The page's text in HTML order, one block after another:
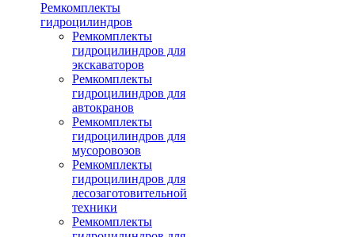
Ремкомплекты
гидроцилиндров
Ремкомплекты
гидроцилиндров для
экскаваторов
Ремкомплекты
гидроцилиндров для
автокранов
Ремкомплекты
гидроцилиндров для
мусоровозов
Ремкомплекты
гидроцилиндров для
лесозаготовительной
техники
Ремкомплекты